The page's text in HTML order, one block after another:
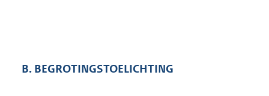
B. BEGROTINGSTOELICHTING